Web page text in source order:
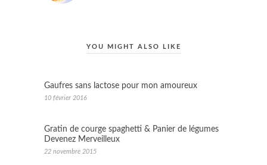
YOU MIGHT ALSO LIKE
Gaufres sans lactose pour mon amoureux
10 février 2016
Gratin de courge spaghetti & Panier de légumes
Devenez Merveilleux
22 novembre 2015